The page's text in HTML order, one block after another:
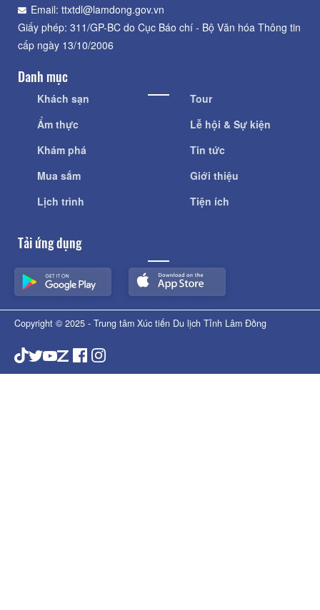
Email: ttxtdl@lamdong.gov.vn
Giấy phép: 311/GP-BC do Cục Báo chí - Bộ Văn hóa Thông tin
cấp ngày 13/10/2006
Danh mục
Khách sạn
Ẩm thực
Khám phá
Mua sắm
Lịch trình
Tour
Lễ hội & Sự kiện
Tin tức
Giới thiệu
Tiện ích
Tải ứng dụng
Copyright © 2025 - Trung tâm Xúc tiến Du lịch Tỉnh Lâm Đồng